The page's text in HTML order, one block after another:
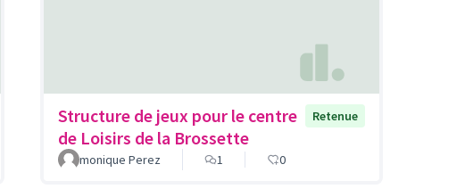
Structure de jeux pour le centre
de Loisirs de la Brossette
Retenue
monique Perez 1 0